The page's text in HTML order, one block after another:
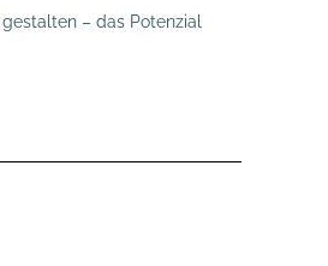
– das Potenzial